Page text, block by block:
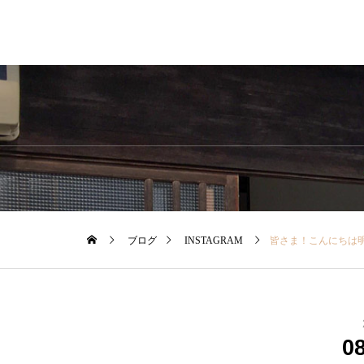
ブログ INSTAGRAM 皆さま！こんにちは明日、8/31までセールを開催中♡で